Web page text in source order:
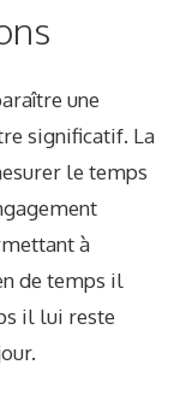
une
significatif. La
le temps
à
de temps il
il lui reste